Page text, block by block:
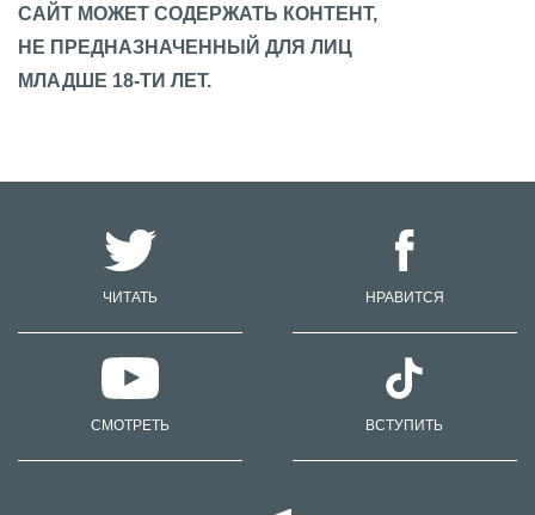
САЙТ МОЖЕТ СОДЕРЖАТЬ КОНТЕНТ,
НЕ ПРЕДНАЗНАЧЕННЫЙ ДЛЯ ЛИЦ
МЛАДШЕ 18-ТИ ЛЕТ.
ЧИТАТЬ НРАВИТСЯ
СМОТРЕТЬ ВСТУПИТЬ